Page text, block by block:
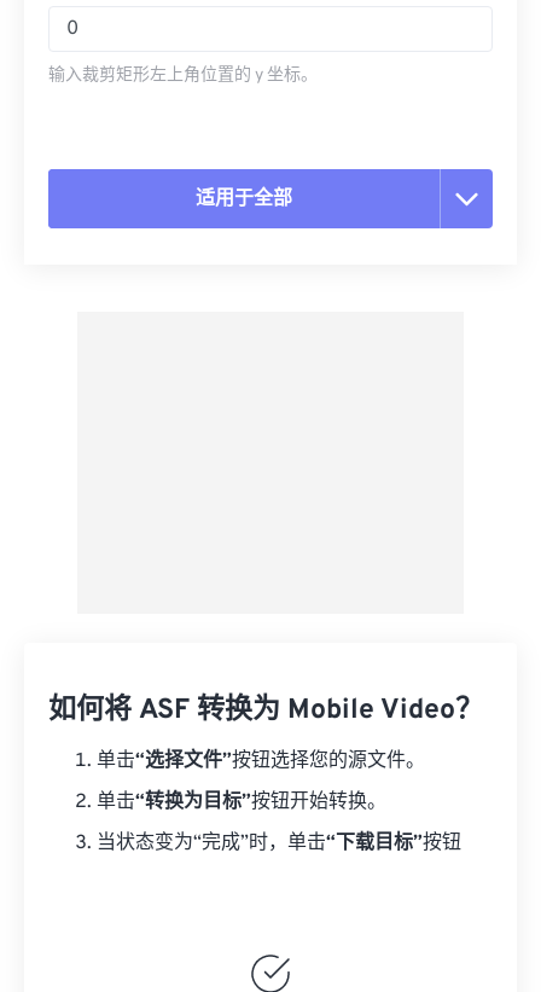
输入裁剪矩形左上角位置的 y 坐标。
适用于全部
如何将 ASF 转换为 Mobile Video？
单击“选择文件”按钮选择您的源文件。
单击“转换为目标”按钮开始转换。
当状态变为“完成”时，单击“下载目标”按钮